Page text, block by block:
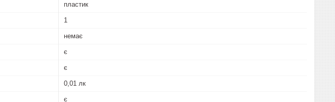
пластик
1
немає
є
є
0,01 лк
є